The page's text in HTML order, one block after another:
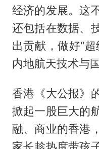
经济的发展。这
还包括在数据、
出贡献，做好“
内地航天技术与
香港《大公报》
掀起一股巨大的
融、商业的香港